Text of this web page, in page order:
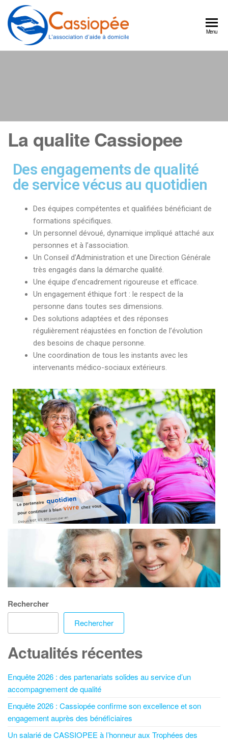
Cassiopée
l'association
quotidien
vous
Menu
La qualite Cassiopee
Des engagements de qualité
de service vécus au quotidien
Des équipes compétentes et qualifiées bénéficiant de
formations spécifiques.
Un personnel dévoué, dynamique impliqué attaché aux
personnes et à l’association.
Un Conseil d’Administration et une Direction Générale
très engagés dans la démarche qualité.
Une équipe d’encadrement rigoureuse et efficace.
Un engagement éthique fort : le respect de la
personne dans toutes ses dimensions.
Des solutions adaptées et des réponses
régulièrement réajustées en fonction de l’évolution
des besoins de chaque personne.
Une coordination de tous les instants avec les
intervenants médico-sociaux extérieurs.
Rechercher
Rechercher
Actualités récentes
Enquête 2026 : des partenariats solides au service d’un
accompagnement de qualité
Enquête 2026 : Cassiopée confirme son excellence et son
engagement auprès des bénéficiaires
Un salarié de CASSIOPEE à l’honneur aux Trophées des